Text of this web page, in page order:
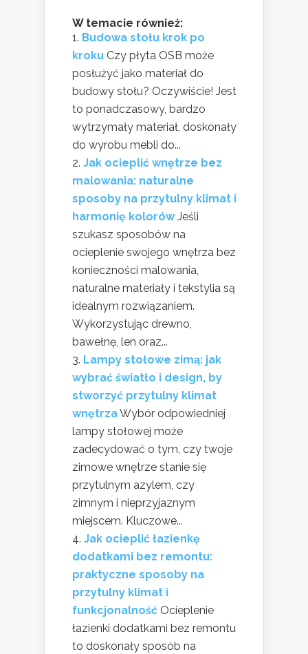
W temacie również:
Budowa stołu krok po
kroku Czy płyta OSB może
posłużyć jako materiał do
budowy stołu? Oczywiście! Jest
to ponadczasowy, bardzo
wytrzymały materiał, doskonały
do wyrobu mebli do...
Jak ocieplić wnętrze bez
malowania: naturalne
sposoby na przytulny klimat i
harmonię kolorów Jeśli
szukasz sposobów na
ocieplenie swojego wnętrza bez
konieczności malowania,
naturalne materiały i tekstylia są
idealnym rozwiązaniem.
Wykorzystując drewno,
bawełnę, len oraz...
Lampy stołowe zimą: jak
wybrać światło i design, by
stworzyć przytulny klimat
wnętrzaWybór odpowiedniej
lampy stołowej może
zadecydować o tym, czy twoje
zimowe wnętrze stanie się
przytulnym azylem, czy
zimnym i nieprzyjaznym
miejscem. Kluczowe...
Jak ocieplić łazienkę
dodatkami bez remontu:
praktyczne sposoby na
przytulny klimat i
funkcjonalność Ocieplenie
łazienki dodatkami bez remontu
to doskonały sposób na